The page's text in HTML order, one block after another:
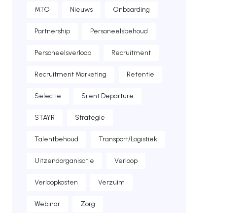
MTO Nieuws Onboarding
Partnership Personeelsbehoud
Personeelsverloop Recruitment
Recruitment Marketing Retentie
Selectie Silent Departure
STAYR Strategie
Talentbehoud Transport/Logistiek
Uitzendorganisatie Verloop
Verloopkosten Verzuim
Webinar Zorg